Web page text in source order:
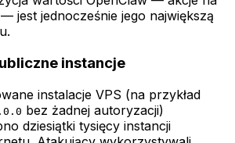
jest jednocześnie jego największą
instancje
instalacje VPS (na przykład
bez żadnej autoryzacji)
dziesiątki tysięcy instancji